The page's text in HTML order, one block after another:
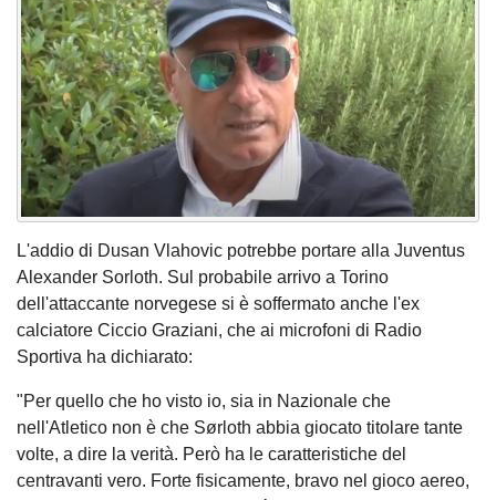
L'addio di Dusan Vlahovic potrebbe portare alla Juventus
Alexander Sorloth. Sul probabile arrivo a Torino
dell'attaccante norvegese si è soffermato anche l'ex
calciatore Ciccio Graziani, che ai microfoni di Radio
Sportiva ha dichiarato:
"Per quello che ho visto io, sia in Nazionale che
nell'Atletico non è che Sørloth abbia giocato titolare tante
volte, a dire la verità. Però ha le caratteristiche del
centravanti vero. Forte fisicamente, bravo nel gioco aereo,